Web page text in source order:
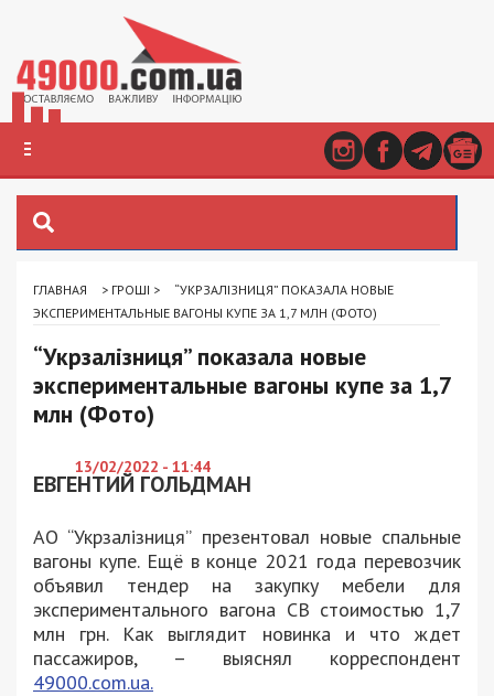
ГЛАВНАЯ > ГРОШІ >
“УКРЗАЛІЗНИЦЯ” ПОКАЗАЛА НОВЫЕ
ЭКСПЕРИМЕНТАЛЬНЫЕ ВАГОНЫ КУПЕ ЗА 1,7 МЛН (ФОТО)
“Укрзалізниця” показала новые
экспериментальные вагоны купе за 1,7
млн (Фото)
13/02/2022 - 11:44
ЕВГЕНТИЙ ГОЛЬДМАН
АО “Укрзалізниця” презентовал новые спальные
вагоны купе. Ещё в конце 2021 года перевозчик
объявил тендер на закупку мебели для
экспериментального вагона СВ стоимостью 1,7
млн грн. Как выглядит новинка и что ждет
пассажиров, – выяснял корреспондент
49000.com.ua.